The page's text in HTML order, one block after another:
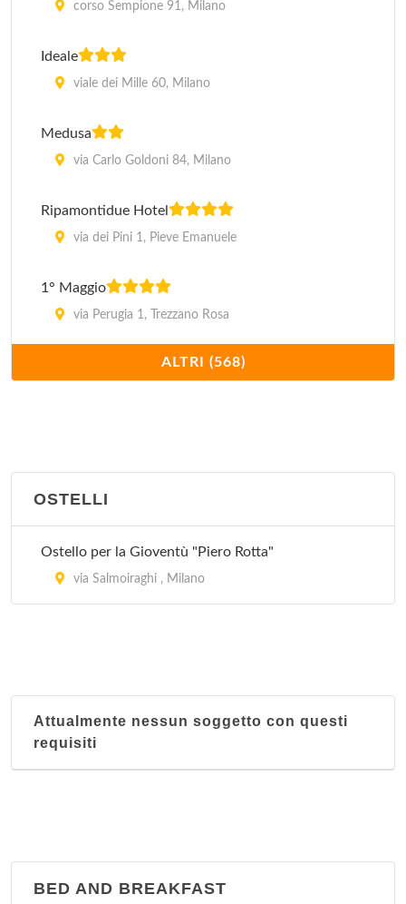
corso Sempione 91, Milano
Ideale
viale dei Mille 60, Milano
Medusa
via Carlo Goldoni 84, Milano
Ripamontidue Hotel
via dei Pini 1, Pieve Emanuele
1° Maggio
via Perugia 1, Trezzano Rosa
via Vitruvio 28, Milano
via Monte Grappa 39, Sesto San Giovanni
Accademia
ALTRI (568)
OSTELLI
Ostello per la Gioventù "Piero Rotta"
via Salmoiraghi , Milano
Attualmente nessun soggetto con questi
requisiti
BED AND BREAKFAST